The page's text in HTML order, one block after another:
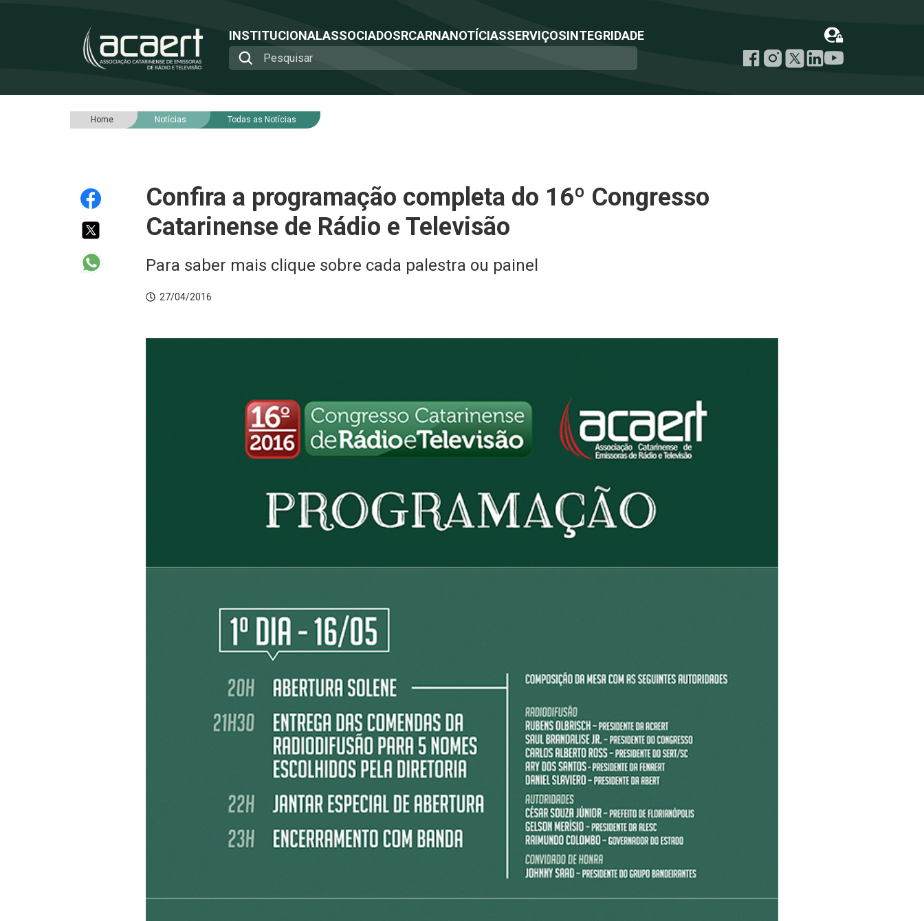
INSTITUCIONALASSOCIADOSRCARNANOTÍCIASSERVIÇOSINTEGRIDADE
Home Notícias Todas as Notícias
Confira a programação completa do 16º Congresso
Catarinense de Rádio e Televisão
Para saber mais clique sobre cada palestra ou painel
27/04/2016